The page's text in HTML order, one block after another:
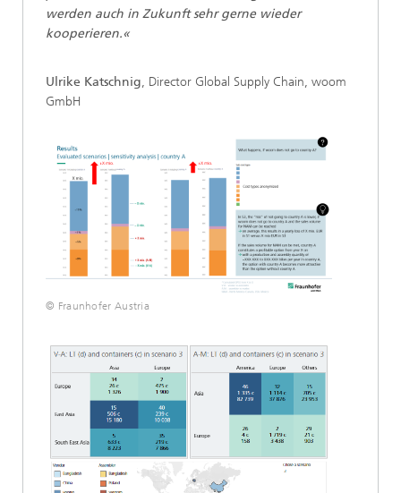
werden auch in Zukunft sehr gerne wieder
kooperieren.«
Ulrike Katschnig, Director Global Supply Chain, woom
GmbH
© Fraunhofer Austria